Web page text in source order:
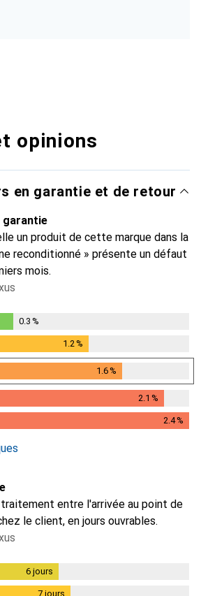
opinions
en garantie et de retour
garantie
un produit de cette marque dans la
reconditionné » présente un défaut
mois.
0.3 %
1.2 %
1.6%
2.1 %
%
2.4%
entre l'arrivée au point de
le client, en jours ouvrables.
6 jours
7 jours